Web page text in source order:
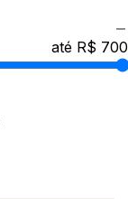
até R$ 700